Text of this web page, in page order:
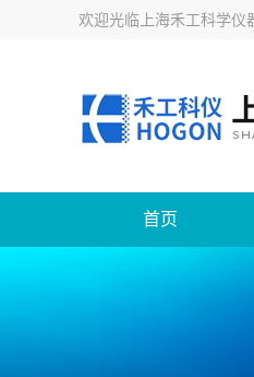
欢迎光临 上海禾工科学
首页